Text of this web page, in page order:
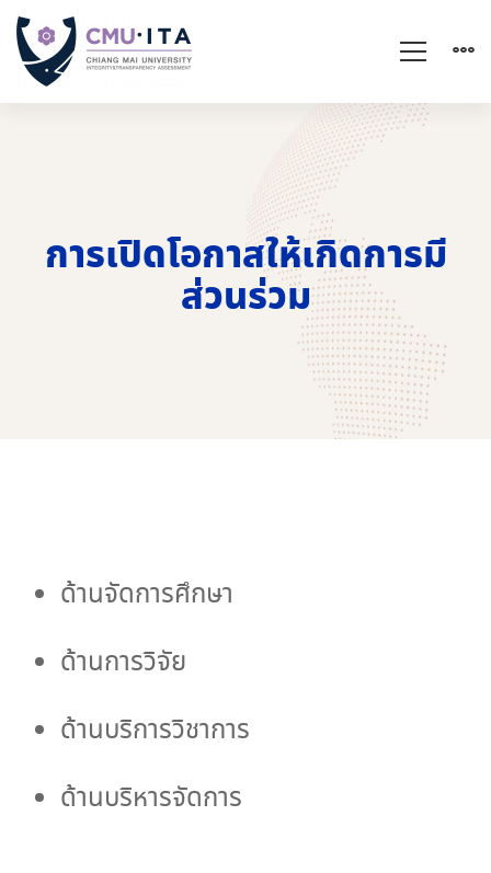
การเปิดโอกาสให้เกิดการมี
ส่วนร่วม
การ
เปิด
โอกาส
ให้
ด้านจัดการศึกษา
ด้านการวิจัย
ด้านบริการวิชาการ
ด้านบริหารจัดการ